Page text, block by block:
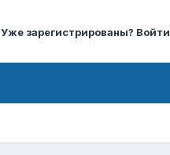
Уже зарегистрированы? Войти